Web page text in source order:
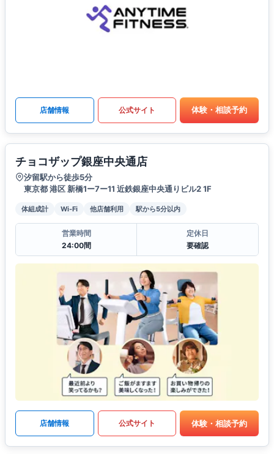
店舗情報 公式サイト 体験・相談予約
チョコザップ銀座中央通店
汐留駅から徒歩5分
東京都 港区 新橋1ー7ー11 近鉄銀座中央通りビル2 1F
体組成計 Wi-Fi 他店舗利用 駅から5分以内
営業時間
24:00間
定休日
要確認
店舗情報 公式サイト 体験・相談予約